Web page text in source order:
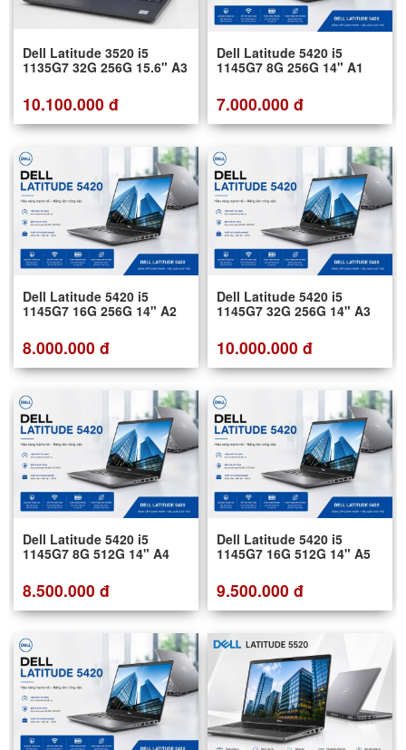
Dell Latitude 3520 i5
1135G7 32G 256G 15.6" A3
10.100.000 đ
Dell Latitude 5420 i5
1145G7 8G 256G 14" A1
7.000.000 đ
Dell Latitude 5420 i5
1145G7 16G 256G 14" A2
8.000.000 đ
Dell Latitude 5420 i5
1145G7 32G 256G 14" A3
10.000.000 đ
Dell Latitude 5420 i5
1145G7 8G 512G 14" A4
8.500.000 đ
Dell Latitude 5420 i5
1145G7 16G 512G 14" A5
9.500.000 đ